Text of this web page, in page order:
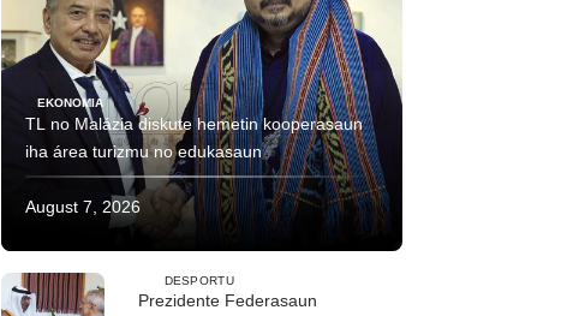
EKONOMIA
TL no Malázia diskute hemetin kooperasaun
iha área turizmu no edukasaun
August 7, 2026
DESPORTU
Prezidente Federasaun